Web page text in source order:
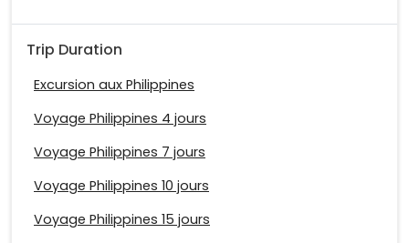
Trip Duration
Excursion aux Philippines
Voyage Philippines 4 jours
Voyage Philippines 7 jours
Voyage Philippines 10 jours
Voyage Philippines 15 jours